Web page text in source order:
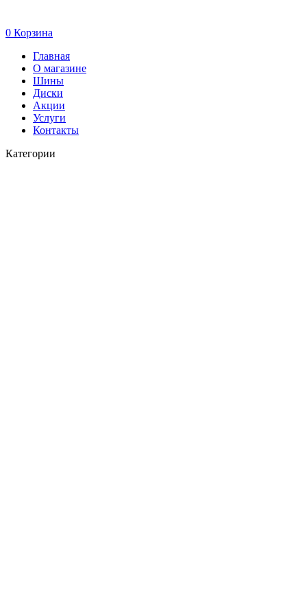
0 Корзина
Главная
О магазине
Шины
Диски
Акции
Услуги
Контакты
Категории